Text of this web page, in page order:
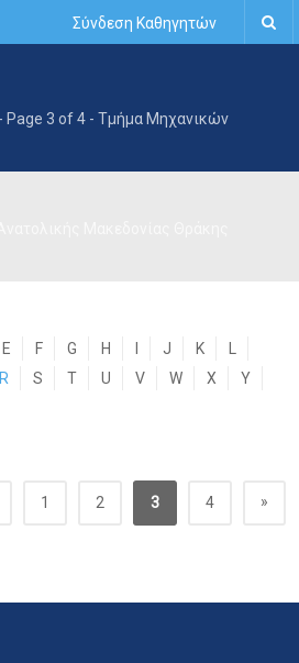
Σύνδεση Καθηγητών
E F G H J K
R S T U V W X
Y
1 2 3 4 »